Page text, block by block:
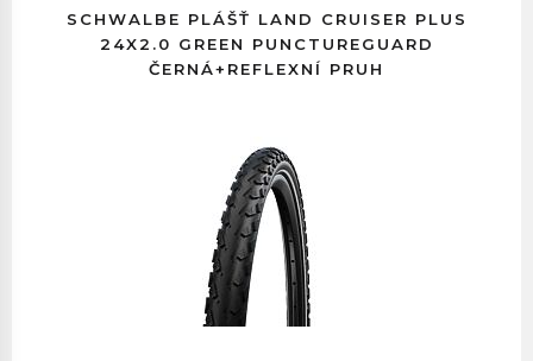
SCHWALBE PLÁŠŤ LAND CRUISER PLUS
24X2.0 GREEN PUNCTUREGUARD
ČERNÁ+REFLEXNÍ PRUH